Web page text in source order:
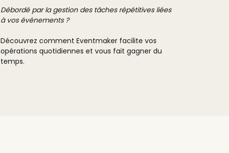
Débordé par la gestion des tâches répétitives liées
à vos événements ?
Découvrez comment Eventmaker facilite vos
opérations quotidiennes et vous fait gagner du
temps.